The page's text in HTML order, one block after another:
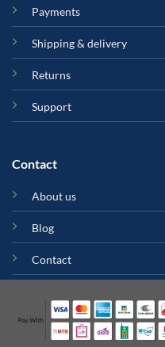
Payments
Shipping & delivery
Returns
Support
Contact
About us
Blog
Contact